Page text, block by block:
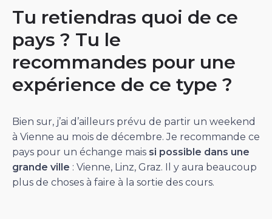
Tu retiendras quoi de ce
pays ? Tu le
recommandes pour une
expérience de ce type ?
Bien sur, j’ai d’ailleurs prévu de partir un weekend
à Vienne au mois de décembre. Je recommande ce
pays pour un échange mais si possible dans une
grande ville : Vienne, Linz, Graz. Il y aura beaucoup
plus de choses à faire à la sortie des cours.